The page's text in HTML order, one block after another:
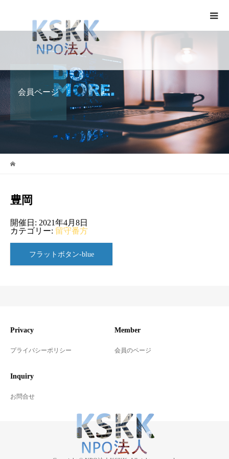
会員ページ
豊岡
開催日: 2021年4月8日
カテゴリー: 留守番方
フラットボタン-blue
Privacy
プライバシーポリシー
Member
会員のページ
Inquiry
お問合せ